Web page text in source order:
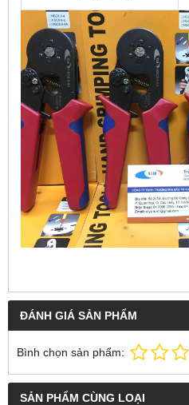
ĐÁNH GIÁ SẢN PHẨM
Bình chọn sản phẩm:
SẢN PHẨM CÙNG LOẠI